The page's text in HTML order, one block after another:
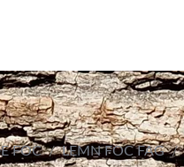
FOC / LEMN FOC FAG /